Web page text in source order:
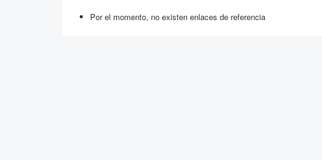
Por el momento, no existen enlaces de referencia